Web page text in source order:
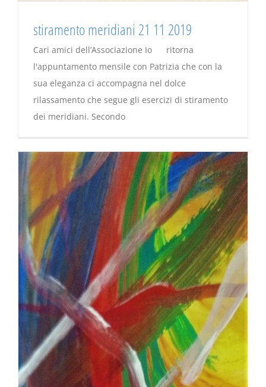
stiramento meridiani 21 11 2019
Cari amici dell’Associazione Io ritorna
l'appuntamento mensile con Patrizia che con la
sua eleganza ci accompagna nel dolce
rilassamento che segue gli esercizi di stiramento
dei meridiani. Secondo